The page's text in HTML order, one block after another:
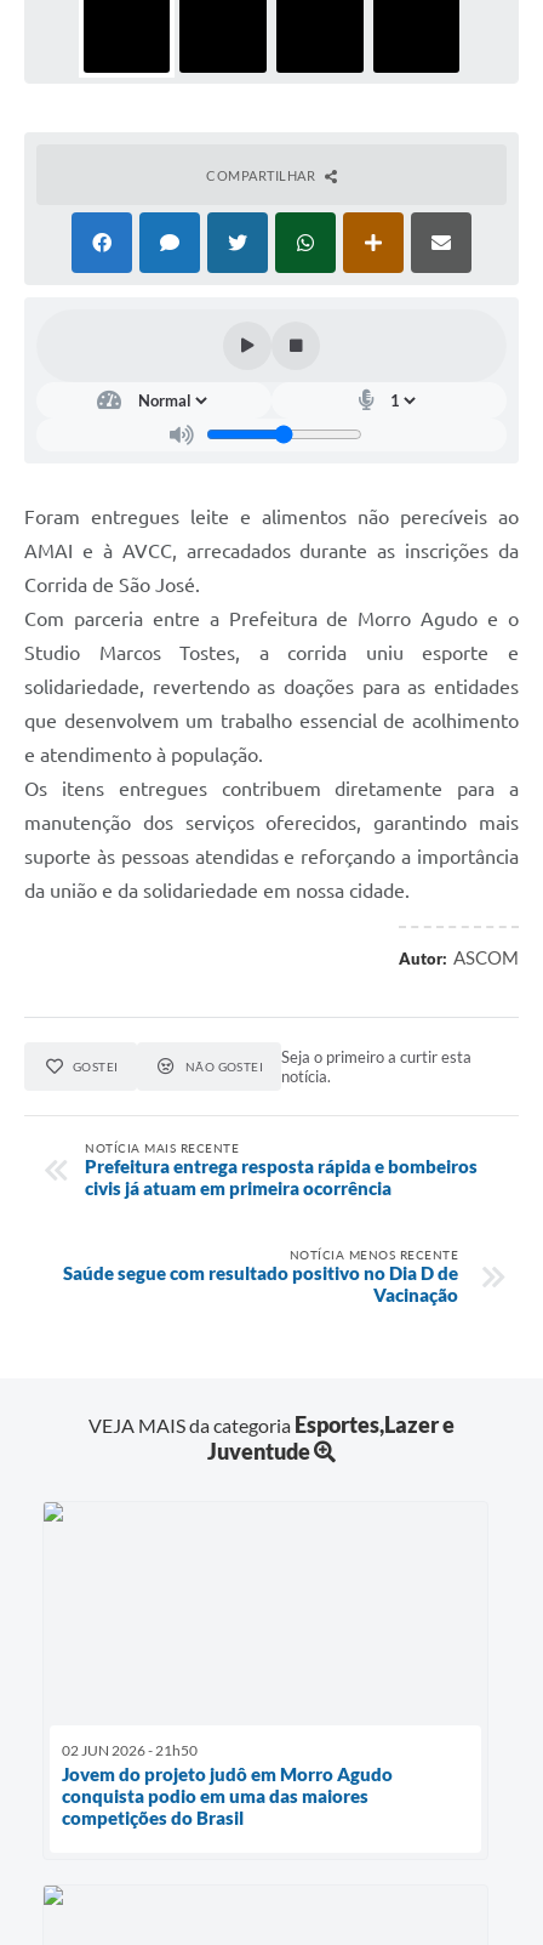
COMPARTILHAR
Foram entregues leite e alimentos não perecíveis ao
AMAI e à AVCC, arrecadados durante as inscrições da
Corrida de São José.
Com parceria entre a Prefeitura de Morro Agudo e o
Studio Marcos Tostes, a corrida uniu esporte e
solidariedade, revertendo as doações para as entidades
que desenvolvem um trabalho essencial de acolhimento
e atendimento à população.
Os itens entregues contribuem diretamente para a
manutenção dos serviços oferecidos, garantindo mais
suporte às pessoas atendidas e reforçando a importância
da união e da solidariedade em nossa cidade.
Autor: ASCOM
GOSTEI NÃO GOSTEI
Seja o primeiro a curtir esta
notícia.
NOTÍCIA MAIS RECENTE
Prefeitura entrega resposta rápida e bombeiros
civis já atuam em primeira ocorrência
NOTÍCIA MENOS RECENTE
Saúde segue com resultado positivo no Dia D de
Vacinação
VEJA MAIS da categoria Esportes,Lazer e
Juventude
02 JUN 2026 - 21h50
Jovem do projeto judô em Morro Agudo
conquista podio em uma das maiores
competições do Brasil